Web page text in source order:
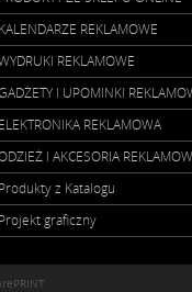
KALENDARZE REKLAMOWE
REKLAMOWE
I UPOMINKI
ELEKTRONIKA REKLAMOWA
I AKCESORIA
Produkty z Katalogu
Projekt graficzny